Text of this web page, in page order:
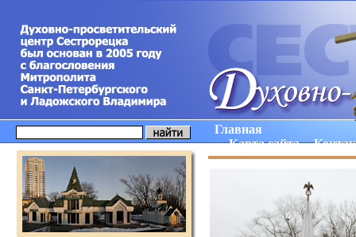
Главная
Карта сайта